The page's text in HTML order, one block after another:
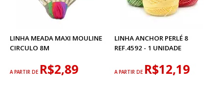
LINHA MEADA MAXI MOULINE
CIRCULO 8M
A PARTIR DE R$2,89
LINHA ANCHOR PERLÉ 8
REF.4592 - 1 UNIDADE
A PARTIR DE R$12,19